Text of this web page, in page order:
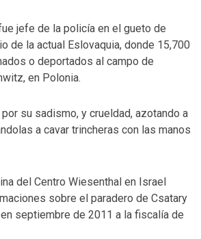
jefe de la policía en el gueto de
de la actual Eslovaquia, donde 15,700
o deportados al campo de
en Polonia.
su sadismo, y crueldad, azotando a
a cavar trincheras con las manos
del Centro Wiesenthal en Israel
sobre el paradero de Csatary
septiembre de 2011 a la fiscalía de